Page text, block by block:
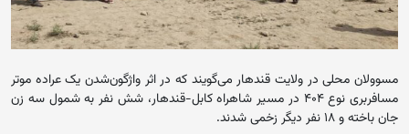
مسوولان محلی در ولایت قندهار می‌گویند که در اثر واژگون‌شدن یک عراده موتر
مسافربری نوع ۴۰۴ در مسیر شاهراه کابل-قندهار، شش نفر به شمول سه زن
جان باخته و ۱۸ نفر دیگر زخمی شدند.